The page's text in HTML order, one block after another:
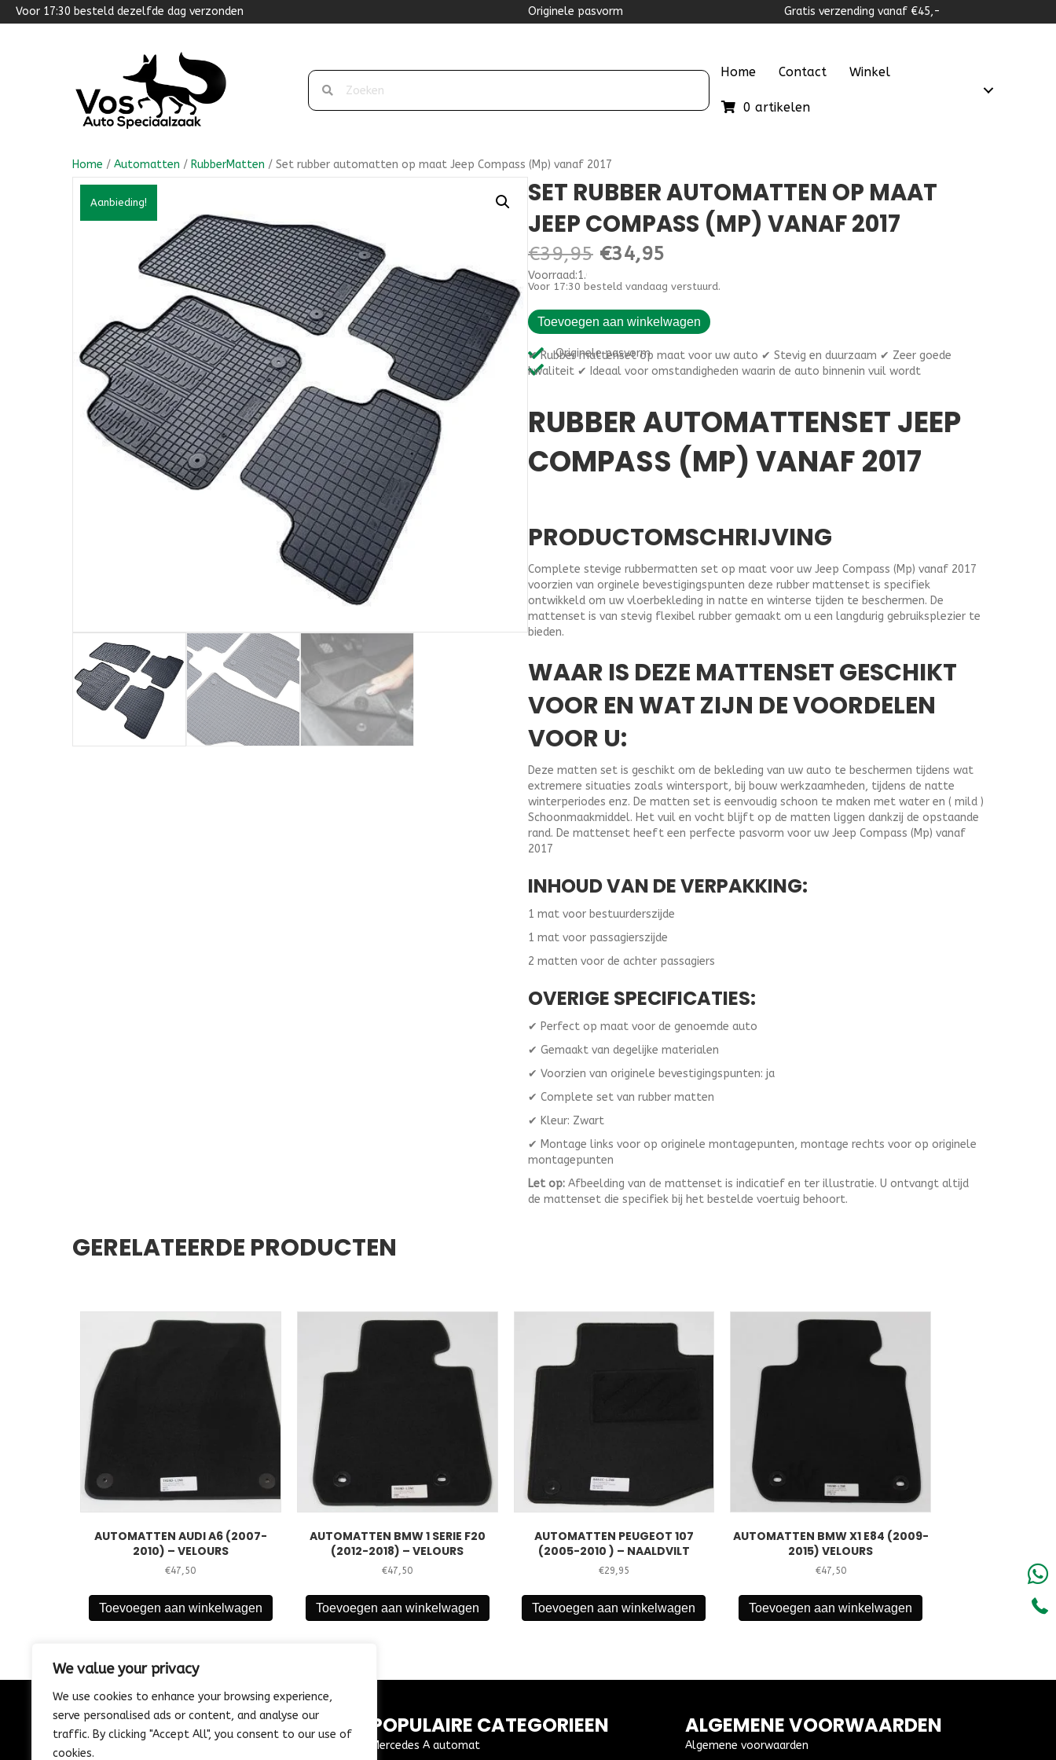
We value your privacy
We use cookies to enhance your browsing experience,
serve personalised ads or content, and analyse our
traffic. By clicking "Accept All", you consent to our use of
cookies.
Voor 17:30 besteld dezelfde dag verzonden Originele pasvorm Gratis verzending vanaf €45,-
Home Contact Winkel
0 artikelen
Home / Automatten / RubberMatten / Set rubber automatten op maat Jeep Compass (Mp) vanaf 2017
Aanbieding!
SET RUBBER AUTOMATTEN OP MAAT
JEEP COMPASS (MP) VANAF 2017
€39,95 Oorspronkelijke
prijs
was:
€39,95.
€34,95
prijs
is:
€34,95.
Voorraad:1.000000
Voor 17:30 besteld vandaag verstuurd.
Set
rubber
automatten
op
maat
Compass
(Mp)
2017
aantal
Toevoegen aan winkelwagen
Originele pasvorm
✔ Rubber mattenset op maat voor uw auto ✔ Stevig en duurzaam ✔ Zeer goede
kwaliteit ✔ Ideaal voor omstandigheden waarin de auto binnenin vuil wordt
RUBBER AUTOMATTENSET JEEP
COMPASS (MP) VANAF 2017
PRODUCTOMSCHRIJVING
Complete stevige rubbermatten set op maat voor uw Jeep Compass (Mp) vanaf 2017
voorzien van orginele bevestigingspunten deze rubber mattenset is specifiek
ontwikkeld om uw vloerbekleding in natte en winterse tijden te beschermen. De
mattenset is van stevig flexibel rubber gemaakt om u een langdurig gebruiksplezier te
bieden.
WAAR IS DEZE MATTENSET GESCHIKT
VOOR EN WAT ZIJN DE VOORDELEN
VOOR U:
Deze matten set is geschikt om de bekleding van uw auto te beschermen tijdens wat
extremere situaties zoals wintersport, bij bouw werkzaamheden, tijdens de natte
winterperiodes enz. De matten set is eenvoudig schoon te maken met water en ( mild )
Schoonmaakmiddel. Het vuil en vocht blijft op de matten liggen dankzij de opstaande
rand. De mattenset heeft een perfecte pasvorm voor uw Jeep Compass (Mp) vanaf
2017
INHOUD VAN DE VERPAKKING:
1 mat voor bestuurderszijde
1 mat voor passagierszijde
2 matten voor de achter passagiers
OVERIGE SPECIFICATIES:
✔ Perfect op maat voor de genoemde auto
✔ Gemaakt van degelijke materialen
✔ Voorzien van originele bevestigingspunten: ja
✔ Complete set van rubber matten
✔ Kleur: Zwart
✔ Montage links voor op originele montagepunten, montage rechts voor op originele
montagepunten
Let op: Afbeelding van de mattenset is indicatief en ter illustratie. U ontvangt altijd
de mattenset die specifiek bij het bestelde voertuig behoort.
GERELATEERDE PRODUCTEN
AUTOMATTEN AUDI A6 (2007-
2010) – VELOURS
€47,50
Toevoegen aan winkelwagen
AUTOMATTEN BMW 1 SERIE F20
(2012-2018) – VELOURS
€47,50
Toevoegen aan winkelwagen
AUTOMATTEN PEUGEOT 107
(2005-2010 ) – NAALDVILT
€29,95
Toevoegen aan winkelwagen
AUTOMATTEN BMW X1 E84 (2009-
2015) VELOURS
€47,50
Toevoegen aan winkelwagen
CONTACT
085-1302975
POPULAIRE CATEGORIEEN
Mercedes A automat
ALGEMENE VOORWAARDEN
Algemene voorwaarden